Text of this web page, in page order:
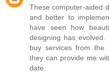
These computer-aided
and better to
have seen how
designing has
buy services from the
they can provide me
date.